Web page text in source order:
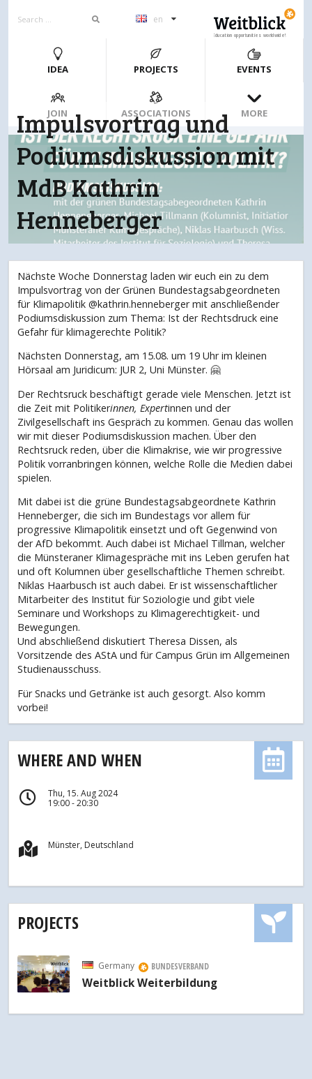
en
Education opportunities worldwide!
IDEA PROJECTS EVENTS
JOIN ASSOCIATIONS MORE
Impulsvortrag und
Podiumsdiskussion mit
MdB Kathrin
Henneberger
Nächste Woche Donnerstag laden wir euch ein zu dem
Impulsvortrag von der Grünen Bundestagsabgeordneten
für Klimapolitik @kathrin.henneberger mit anschließender
Podiumsdiskussion zum Thema: Ist der Rechtsdruck eine
Gefahr für klimagerechte Politik?
Nächsten Donnerstag, am 15.08. um 19 Uhr im kleinen
Hörsaal am Juridicum: JUR 2, Uni Münster. 🤗
Der Rechtsruck beschäftigt gerade viele Menschen. Jetzt ist
die Zeit mit Politikerinnen, Expertinnen und der
Zivilgesellschaft ins Gespräch zu kommen. Genau das wollen
wir mit dieser Podiumsdiskussion machen. Über den
Rechtsruck reden, über die Klimakrise, wie wir progressive
Politik vorranbringen können, welche Rolle die Medien dabei
spielen.
Mit dabei ist die grüne Bundestagsabgeordnete Kathrin
Henneberger, die sich im Bundestags vor allem für
progressive Klimapolitik einsetzt und oft Gegenwind von
der AfD bekommt. Auch dabei ist Michael Tillman, welcher
die Münsteraner Klimagespräche mit ins Leben gerufen hat
und oft Kolumnen über gesellschaftliche Themen schreibt.
Niklas Haarbusch ist auch dabei. Er ist wissenschaftlicher
Mitarbeiter des Institut für Soziologie und gibt viele
Seminare und Workshops zu Klimagerechtigkeit- und
Bewegungen.
Und abschließend diskutiert Theresa Dissen, als
Vorsitzende des AStA und für Campus Grün im Allgemeinen
Studienausschuss.
Für Snacks und Getränke ist auch gesorgt. Also komm
vorbei!
WHERE AND WHEN
Thu, 15. Aug 2024
19:00 - 20:30
Münster, Deutschland
PROJECTS
Germany BUNDESVERBAND
Weitblick Weiterbildung